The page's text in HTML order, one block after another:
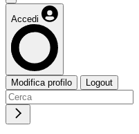
Accedi
Modifica profilo Logout